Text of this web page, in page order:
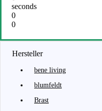
seconds
0
0
Hersteller
bene living
blumfeldt
Brast